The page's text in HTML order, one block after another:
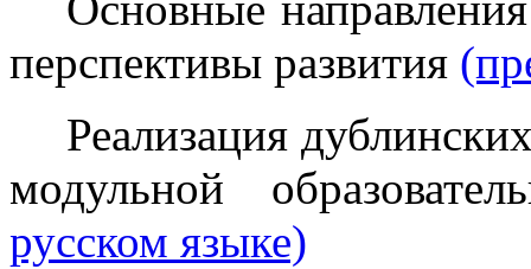
перспективы развития
Реализация
модульной
русском языке)